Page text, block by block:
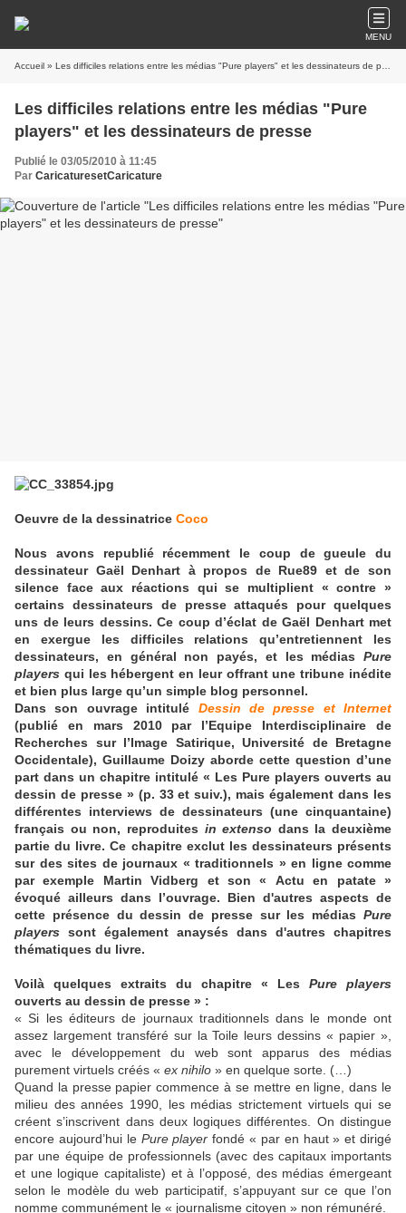
MENU
Accueil » Les difficiles relations entre les médias "Pure players" et les dessinateurs de presse
Les difficiles relations entre les médias "Pure
players" et les dessinateurs de presse
Publié le 03/05/2010 à 11:45
Par CaricaturesetCaricature
Oeuvre de la dessinatrice Coco
Nous avons republié récemment le coup de gueule du
dessinateur Gaël Denhart à propos de Rue89 et de son
silence face aux réactions qui se multiplient « contre »
certains dessinateurs de presse attaqués pour quelques
uns de leurs dessins. Ce coup d’éclat de Gaël Denhart met
en exergue les difficiles relations qu’entretiennent les
dessinateurs, en général non payés, et les médias Pure
players qui les hébergent en leur offrant une tribune inédite
et bien plus large qu’un simple blog personnel.
Dans son ouvrage intitulé Dessin de presse et Internet
(publié en mars 2010 par l’Equipe Interdisciplinaire de
Recherches sur l’Image Satirique, Université de Bretagne
Occidentale), Guillaume Doizy aborde cette question d’une
part dans un chapitre intitulé « Les Pure players ouverts au
dessin de presse » (p. 33 et suiv.), mais également dans les
différentes interviews de dessinateurs (une cinquantaine)
français ou non, reproduites in extenso dans la deuxième
partie du livre. Ce chapitre exclut les dessinateurs présents
sur des sites de journaux « traditionnels » en ligne comme
par exemple Martin Vidberg et son « Actu en patate »
évoqué ailleurs dans l’ouvrage. Bien d'autres aspects de
cette présence du dessin de presse sur les médias Pure
players sont également anaysés dans d'autres chapitres
thématiques du livre.
Voilà quelques extraits du chapitre « Les Pure players
ouverts au dessin de presse » :
« Si les éditeurs de journaux traditionnels dans le monde ont
assez largement transféré sur la Toile leurs dessins « papier »,
avec le développement du web sont apparus des médias
purement virtuels créés « ex nihilo » en quelque sorte. (…)
Quand la presse papier commence à se mettre en ligne, dans le
milieu des années 1990, les médias strictement virtuels qui se
créent s’inscrivent dans deux logiques différentes. On distingue
encore aujourd’hui le Pure player fondé « par en haut » et dirigé
par une équipe de professionnels (avec des capitaux importants
et une logique capitaliste) et à l’opposé, des médias émergeant
selon le modèle du web participatif, s’appuyant sur ce que l’on
nomme communément le « journalisme citoyen » non rémunéré.